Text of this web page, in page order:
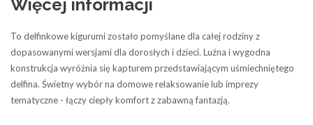
Więcej informacji
To delfinkowe kigurumi zostało pomyślane dla całej rodziny z
dopasowanymi wersjami dla dorosłych i dzieci. Luźna i wygodna
konstrukcja wyróżnia się kapturem przedstawiającym uśmiechniętego
delfina. Świetny wybór na domowe relaksowanie lub imprezy
tematyczne - łączy ciepły komfort z zabawną fantazją.